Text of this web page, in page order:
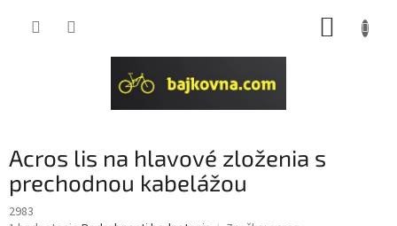
Acros lis na hlavové zloženia s
prechodnou kabelážou
2983